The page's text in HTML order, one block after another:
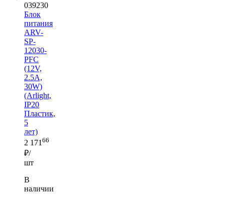
039230
Блок
питания
ARV-
SP-
12030-
PFC
(12V,
2.5A,
30W)
(Arlight,
IP20
Пластик,
5
лет)
2 171 66
₽/
шт
В
наличии